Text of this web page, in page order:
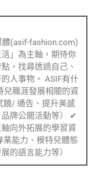
體(asif-fashion.com)
」為主軸，期待你
，找尋透過自己、
人事物。 ASIF有什
兒職涯發展相關的資
鏡/ 通告、提升美感
牌公關活動等） ✔
向外拓展的學習資
業能力、模特兒體態
的語言能力等）